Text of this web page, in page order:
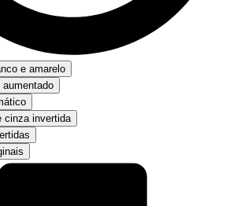
e amarelo
cinza invertida